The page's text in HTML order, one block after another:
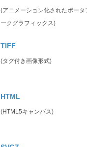
(アニメーション化されたポータ
ークグラフィックス)
TIFF
(タグ付き画像形式)
HTML
(HTML5キャンバス)